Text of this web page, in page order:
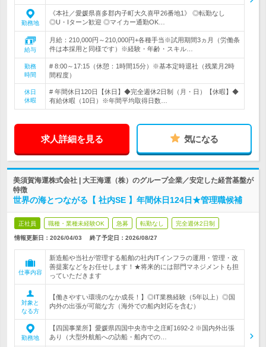
勤務地
《本社／愛媛県喜多郡内子町大久喜甲26番地1》 ◎転勤なし
◎U・Iターン歓迎 ◎マイカー通勤OK…
給与
月給：210,000円～210,000円+各種手当※試用期間3ヵ月（労働条
件は本採用と同様です）※経験・年齢・スキル…
勤務
時間
# 8:00～17:15（休憩：1時間15分）※基本定時退社（残業月2時
間程度）
休日
休暇
# 年間休日120日【休日】◆完全週休2日制（月・日）【休暇】◆
有給休暇（10日）※年間平均取得日数…
求人詳細を見る 気になる
美須賀海運株式会社 | 大王海運（株）のグループ企業／安定した経営基盤が
特徴
世界の海とつながる【 社内SE 】年間休日124日★管理職候補
正社員 職種・業種未経験OK 急募 転勤なし 完全週休2日制
情報更新日：2026/04/03 終了予定日： 2026/08/27
仕事内容
新造船や当社が管理する船舶の社内ITインフラの運用・管理・改
善提案などをお任せします！★将来的には部門マネジメントも担
っていただきます
対象と
なる方
【働きやすい環境のなか成長！】◎IT業務経験（5年以上）◎国
内外の出張が可能な方（海外での船内対応を含む）
勤務地
【四国事業所】愛媛県四国中央市中之庄町1692-2 ※国内外出張
あり（大型外航船への訪船・船内での…